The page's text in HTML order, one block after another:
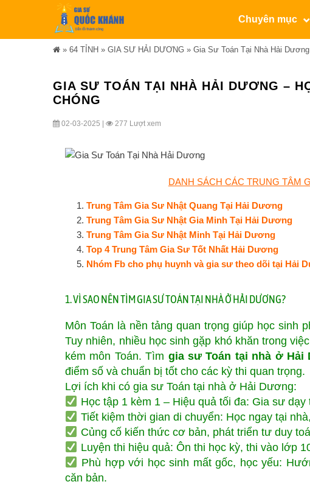
Chuyên mục
» 64 TỈNH » GIA SƯ HẢI DƯƠNG » Gia Sư Toán Tại Nhà Hải
GIA SƯ TOÁN TẠI NHÀ HẢI DƯƠNG –
CHÓNG
02-03-2025 | 277 Lượt xem
DANH SÁCH CÁC TRUNG TÂM
Trung Tâm Gia Sư Nhật Quang Tại Hải Dương
Trung Tâm Gia Sư Nhật Gia Minh Tại Hải Dương
Trung Tâm Gia Sư Nhật Minh Tại Hải Dương
Top 4 Trung Tâm Gia Sư Tốt Nhất Hải Dương
Nhóm Fb cho phụ huynh và gia sư theo dõi tại Hải
1. VÌ SAO NÊN TÌM GIA SƯ TOÁN TẠI NHÀ Ở HẢI DƯƠNG?
Môn Toán là nền tảng quan trọng giúp học sinh
Tuy nhiên, nhiều học sinh gặp khó khăn trong
kém môn Toán. Tìm gia sư Toán tại nhà ở Hải
điểm số và chuẩn bị tốt cho các kỳ thi quan trọng.
Lợi ích khi có gia sư Toán tại nhà ở Hải Dương:
Học tập 1 kèm 1 – Hiệu quả tối đa: Gia sư
Tiết kiệm thời gian di chuyển: Học ngay tại
Củng cố kiến thức cơ bản, phát triển tư duy
Luyện thi hiệu quả: Ôn thi học kỳ, thi vào lớp
Phù hợp với học sinh mất gốc, học yếu:
căn bản.